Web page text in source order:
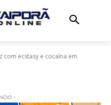
com ecstasy e cocaína em
-